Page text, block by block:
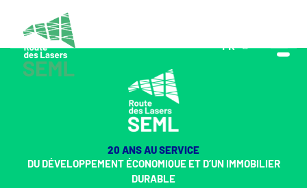
FR
EN
20 ANS AU SERVICE
DU DÉVELOPPEMENT ÉCONOMIQUE ET D’UN IMMOBILIER
DURABLE